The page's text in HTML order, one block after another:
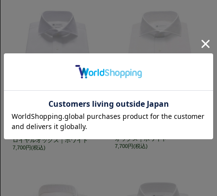
タイトフィット
Horizontal ナチュラルストレッチ
ロイヤルオックス｜ホワイト
7,700円(税込)
スリムフィット
オックス｜ホワイト
7,700円(税込)